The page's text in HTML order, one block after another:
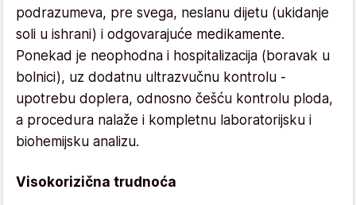
podrazumeva, pre svega, neslanu dijetu (ukidanje
soli u ishrani) i odgovarajuće medikamente.
Ponekad je neophodna i hospitalizacija (boravak u
bolnici), uz dodatnu ultrazvučnu kontrolu -
upotrebu doplera, odnosno češću kontrolu ploda,
a procedura nalaže i kompletnu laboratorijsku i
biohemijsku analizu.
Visokorizična trudnoća